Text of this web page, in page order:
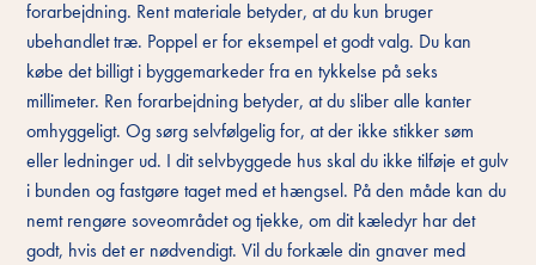
forarbejdning. Rent materiale betyder, at du kun bruger
ubehandlet træ. Poppel er for eksempel et godt valg. Du kan
købe det billigt i byggemarkeder fra en tykkelse på seks
millimeter. Ren forarbejdning betyder, at du sliber alle kanter
omhyggeligt. Og sørg selvfølgelig for, at der ikke stikker søm
eller ledninger ud. I dit selvbyggede hus skal du ikke tilføje et gulv
i bunden og fastgøre taget med et hængsel. På den måde kan du
nemt rengøre soveområdet og tjekke, om dit kæledyr har det
godt, hvis det er nødvendigt. Vil du forkæle din gnaver med